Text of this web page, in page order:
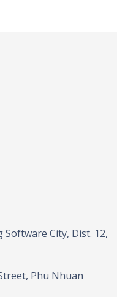
Software City, Dist. 12,
Phu Nhuan